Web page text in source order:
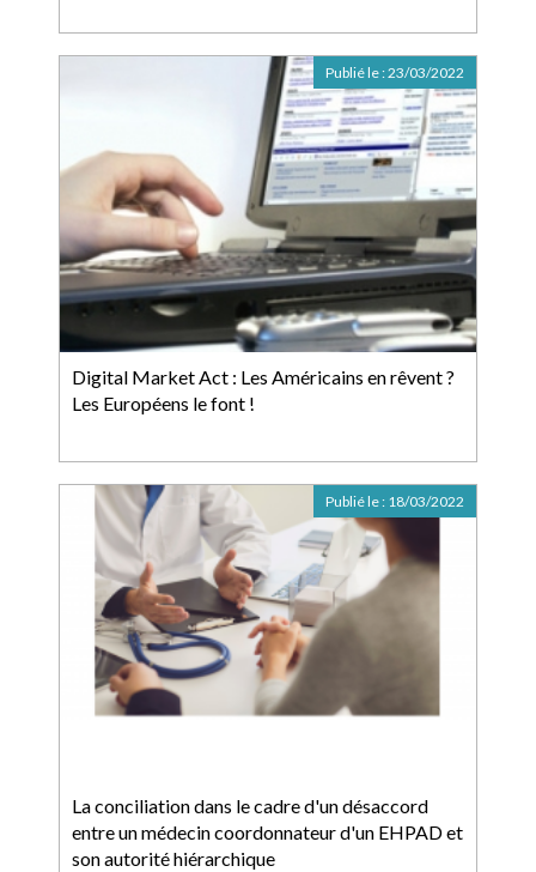
Digital Market Act : Les Américains en rêvent ?
Les Européens le font !
Publié le :23/03/2022
La conciliation dans le cadre d'un désaccord
entre un médecin coordonnateur d'un EHPAD et
son autorité hiérarchique
Publié le : 18/03/2022